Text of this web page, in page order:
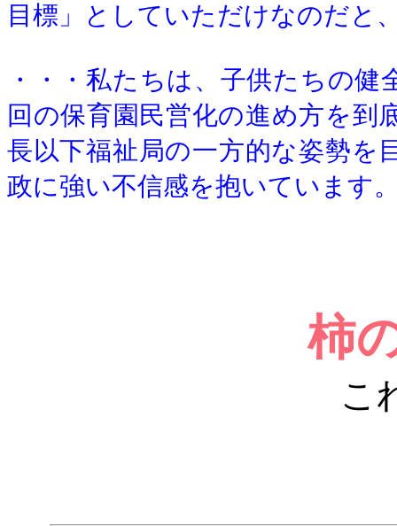
目標」としていただけなのだと
・・・私たちは、子供たちの
回の保育園民営化の進め方を到
長以下福祉局の一方的な姿勢を
政に強い不信感を抱いています
柿
こ